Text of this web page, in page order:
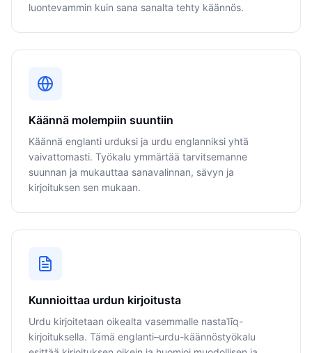
luontevammin kuin sana sanalta tehty käännös.
Käännä molempiin suuntiin
Käännä englanti urduksi ja urdu englanniksi yhtä
vaivattomasti. Työkalu ymmärtää tarvitsemanne
suunnan ja mukauttaa sanavalinnan, sävyn ja
kirjoituksen sen mukaan.
Kunnioittaa urdun kirjoitusta
Urdu kirjoitetaan oikealta vasemmalle nastaʿlīq-
kirjoituksella. Tämä englanti–urdu-käännöstyökalu